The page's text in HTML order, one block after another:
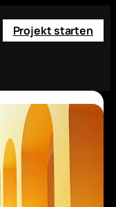
Projekt starten